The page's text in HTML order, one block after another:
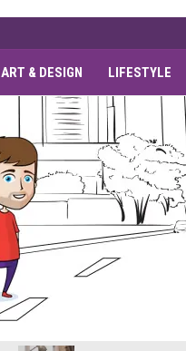
ART & DESIGN LIFESTYLE